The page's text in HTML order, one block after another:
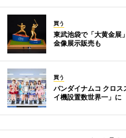
買う
東武池袋で「大黄金
金像展示販売も
買う
バンダイナムコ クロス
イ機設置数世界一」に